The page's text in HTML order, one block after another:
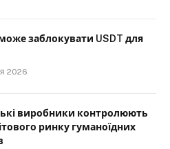
заблокувати USDT для
2026
виробники контролюють
ринку гуманоїдних